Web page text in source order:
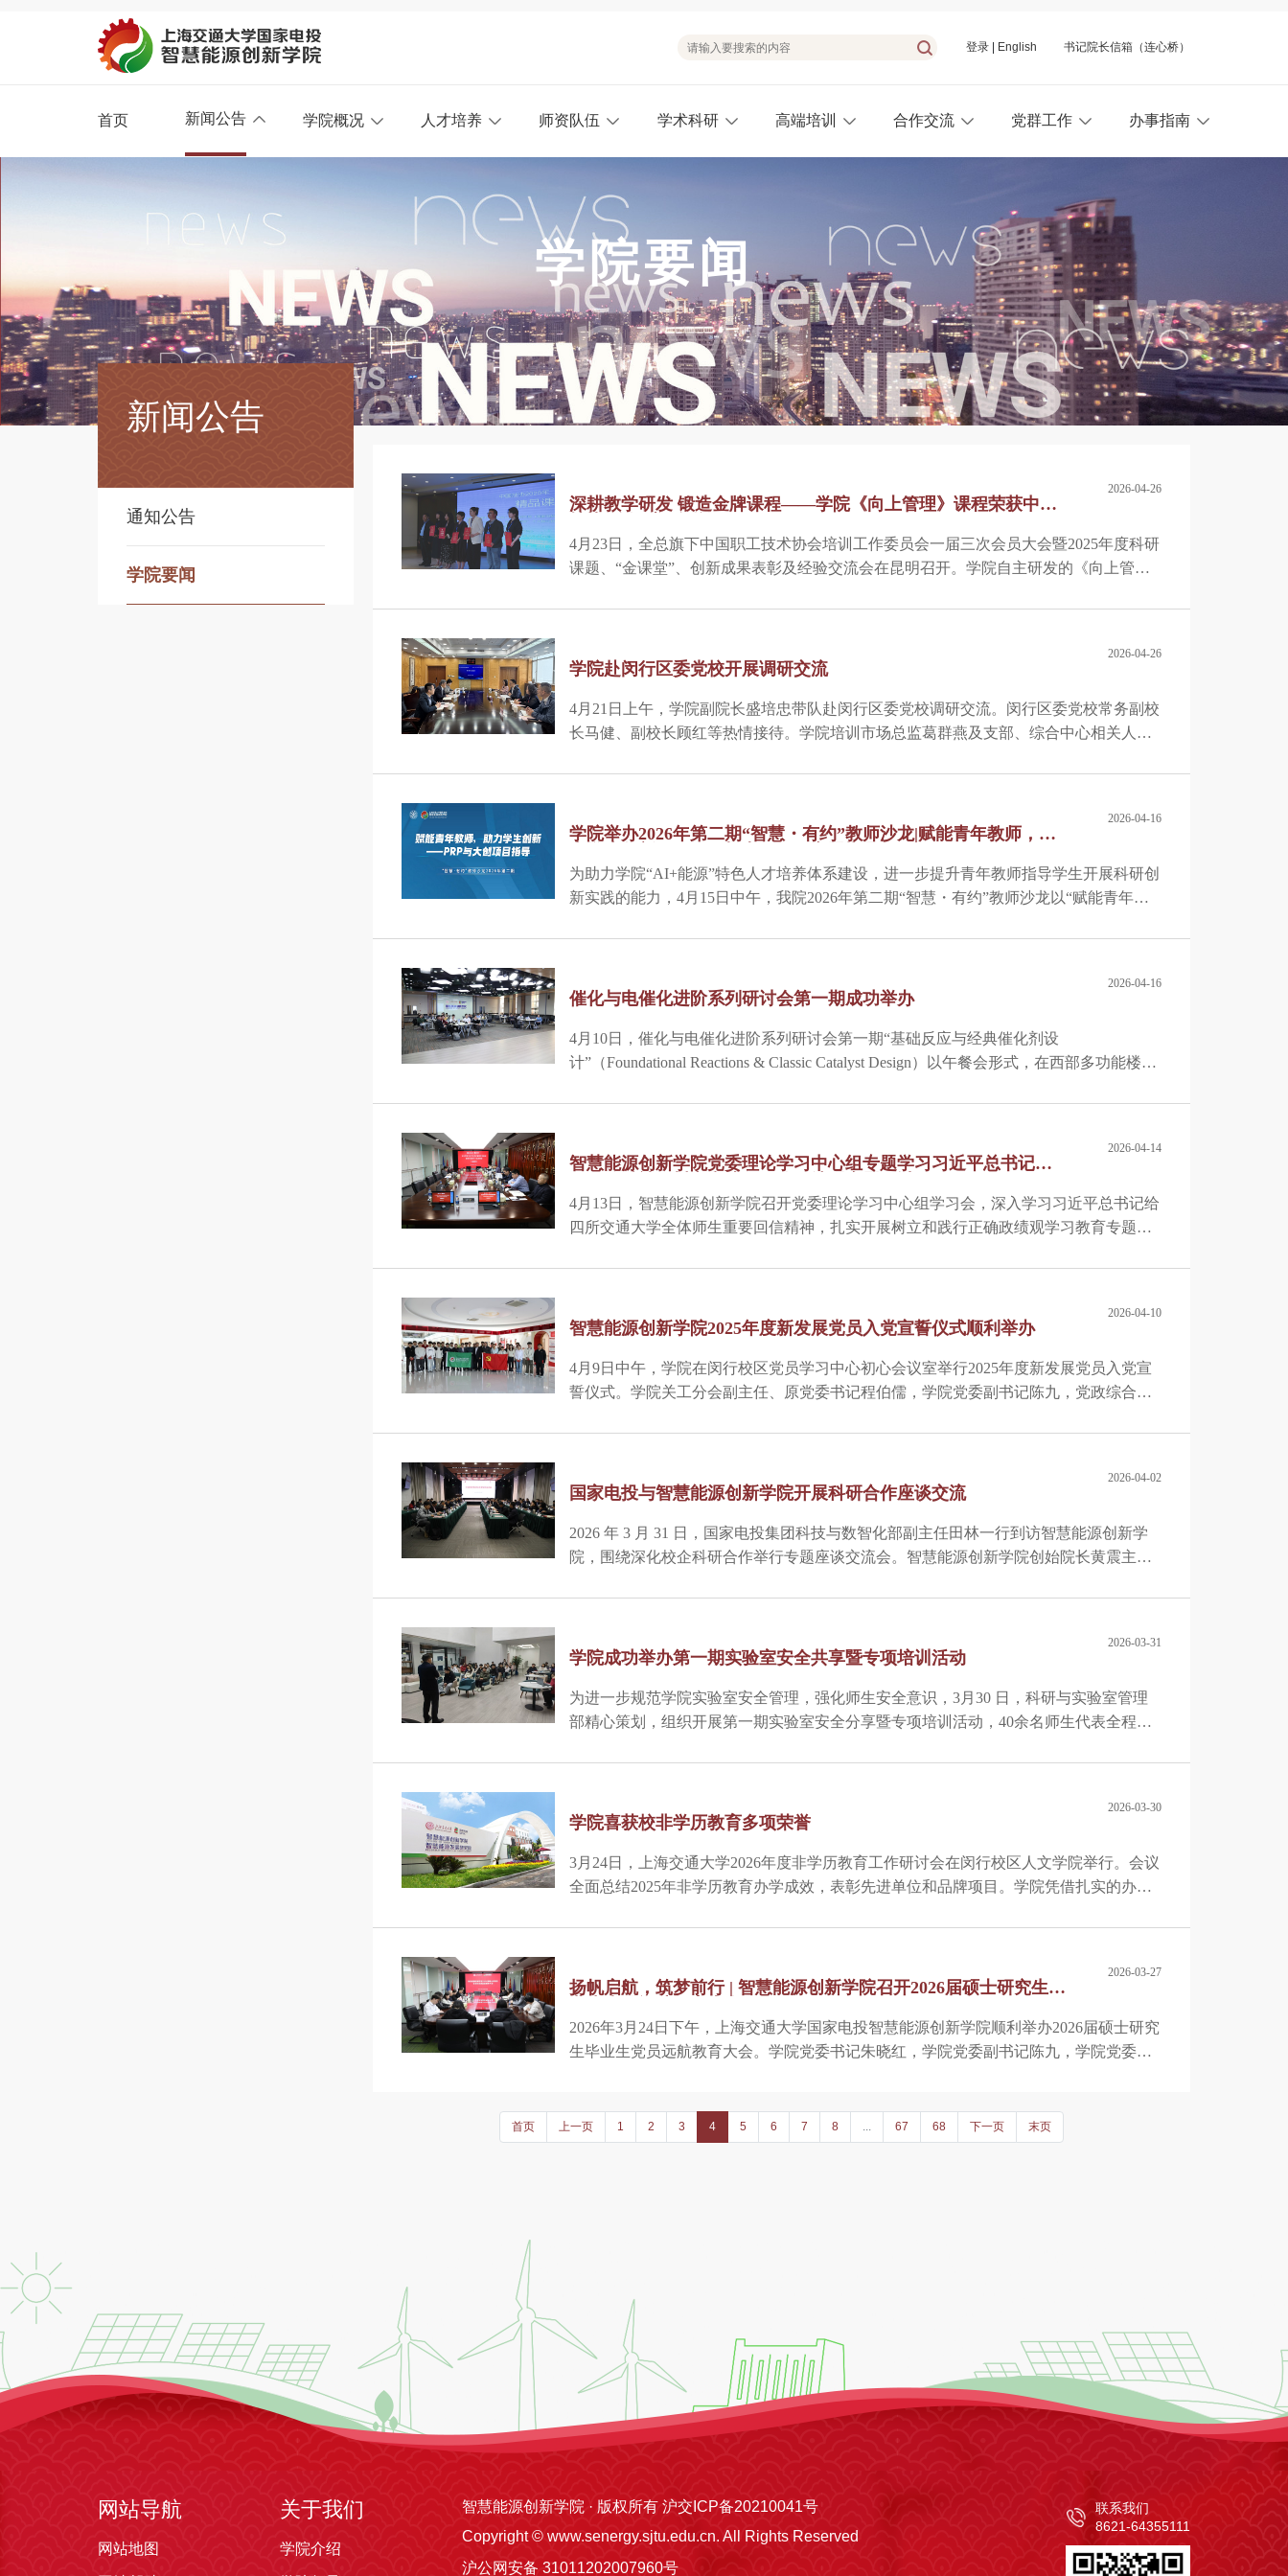
书记院长信箱（连心桥）
登录 English
首页 新闻公告 学院概况 人才培养 师资队伍 学术科研 高端培训 合作交流 党群工作 办事指南
学院要闻
新闻公告
通知公告
学院要闻
深耕教学研发 锻造金牌课程——学院《向上管理》课程荣获中国
2026-04-26
4月23日，全总旗下中国职工技术协会培训工作委员会一届三次会员大会暨2025年度科研
课题、“金课堂”、创新成果表彰及经验交流会在昆明召开。学院自主研发的《向上管
学院培训市场总监葛群燕受邀参会并作金课堂建设经验分享。
学院赴闵行区委党校开展调研交流
2026-04-26
4月21日上午，学院副院长盛培忠带队赴闵行区委党校调研交流。闵行区委党校常务副校
长马健、副校长顾红等热情接待。学院培训市场总监葛群燕及支部、综合中心相关人员
学院举办2026年第二期“智慧・有约”教师沙龙|赋能青年教师，助
2026-04-16
为助力学院“AI+能源”特色人才培养体系建设，进一步提升青年教师指导学生开展科研创
新实践的能力，4月15日中午，我院2026年第二期“智慧・有约”教师沙龙以“赋能青年教
常陈叶主持。
催化与电催化进阶系列研讨会第一期成功举办
2026-04-16
4月10日，催化与电催化进阶系列研讨会第一期“基础反应与经典催化剂设
计”（Foundational Reactions & Classic Catalyst Design）以午餐会形式，在西部多功能楼报
智慧能源创新学院党委理论学习中心组专题学习习近平总书记重
2026-04-14
4月13日，智慧能源创新学院召开党委理论学习中心组学习会，深入学习习近平总书记给
四所交通大学全体师生重要回信精神，扎实开展树立和践行正确政绩观学习教育专题研
智慧能源创新学院2025年度新发展党员入党宣誓仪式顺利举办
2026-04-10
4月9日中午，学院在闵行校区党员学习中心初心会议室举行2025年度新发展党员入党宣
誓仪式。学院关工分会副主任、原党委书记程伯儒，学院党委副书记陈九，党政综合办
国家电投与智慧能源创新学院开展科研合作座谈交流
2026-04-02
2026 年 3 月 31 日，国家电投集团科技与数智化部副主任田林一行到访智慧能源创新学
院，围绕深化校企科研合作举行专题座谈交流会。智慧能源创新学院创始院长黄震主持
洋，党委副书记费洪波及相关部门代表参会，共绘合作蓝图。
学院成功举办第一期实验室安全共享暨专项培训活动
2026-03-31
为进一步规范学院实验室安全管理，强化师生安全意识，3月30 日，科研与实验室管理
部精心策划，组织开展第一期实验室安全分享暨专项培训活动，40余名师生代表全程参
学院喜获校非学历教育多项荣誉
2026-03-30
3月24日，上海交通大学2026年度非学历教育工作研讨会在闵行校区人文学院举行。会议
全面总结2025年非学历教育办学成效，表彰先进单位和品牌项目。学院凭借扎实的办学
扬帆启航，筑梦前行 | 智慧能源创新学院召开2026届硕士研究生毕
2026-03-27
2026年3月24日下午，上海交通大学国家电投智慧能源创新学院顺利举办2026届硕士研究
生毕业生党员远航教育大会。学院党委书记朱晓红，学院党委副书记陈九，学院党委副
首页 上一页 1 2 3 4 5 6 7 8 67 68 下一页 末页
网站导航
网站地图
关于我们
学院介绍
智慧能源创新学院 · 版权所有 沪交ICP备20210041号
Copyright © www.senergy.sjtu.edu.cn. All Rights Reserved
沪公网安备 31011202007960号
联系我们
8621-64355111